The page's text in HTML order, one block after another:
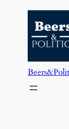
contenido